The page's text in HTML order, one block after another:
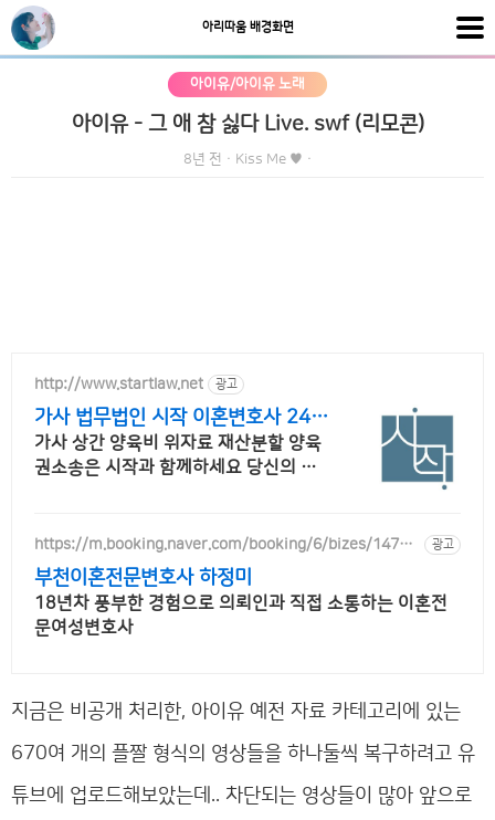
아리따움 배경화면
아이유/아이유 노래
아이유 - 그 애 참 싫다 Live. swf (리모콘)
8년 전 · Kiss Me ♥ ·
http://www.startlaw.net 광고
가사 법무법인 시작 이혼변호사 24시
간 비밀상담
가사 상간 양육비 위자료 재산분할 양육
권소송은 시작과 함께하세요 당신의 정
https://m.booking.naver.com/booking/6/bizes/14750
4
광고
부천이혼전문변호사 하정미
18년차 풍부한 경험으로 의뢰인과 직접 소통하는 이혼전
문여성변호사
지금은 비공개 처리한, 아이유 예전 자료 카테고리에 있는
670여 개의 플짤 형식의 영상들을 하나둘씩 복구하려고 유
튜브에 업로드해보았는데.. 차단되는 영상들이 많아 앞으로